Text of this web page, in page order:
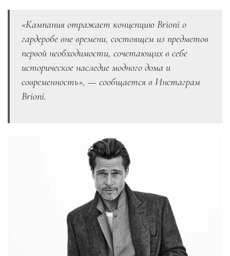
«Кампания отражает концепцию Brioni о
гардеробе вне времени, состоящем из предметов
первой необходимости, сочетающих в себе
историческое наследие модного дома и
современность», — сообщается в Инстаграм
Brioni.